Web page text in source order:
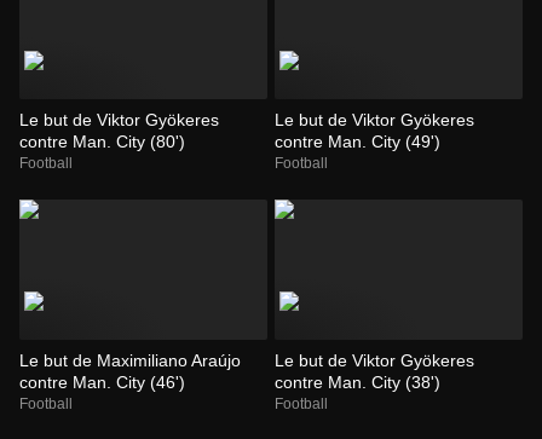
Le but de Viktor Gyökeres
contre Man. City (80')
Football
Le but de Viktor Gyökeres
contre Man. City (49')
Football
Le but de Maximiliano Araújo
contre Man. City (46')
Football
Le but de Viktor Gyökeres
contre Man. City (38')
Football